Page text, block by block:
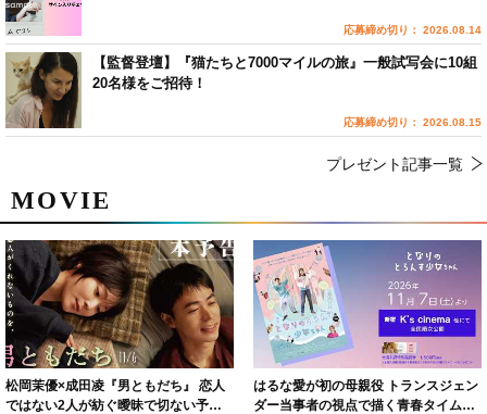
MOVIE
松岡茉優×成田凌『男ともだち』 恋人
ではない2人が紡ぐ曖昧で切ない予告
はるな愛が初の母親役 トランスジェン
ダー当事者の視点で描く青春タイムス
応募締め切り： 2026.08.14
【監督登壇】『猫たちと7000マイルの旅』一般試写会に10組
20名様をご招待！
応募締め切り： 2026.08.15
プレゼント記事一覧